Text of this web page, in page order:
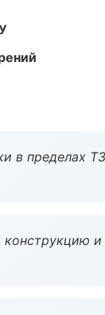
в пределах